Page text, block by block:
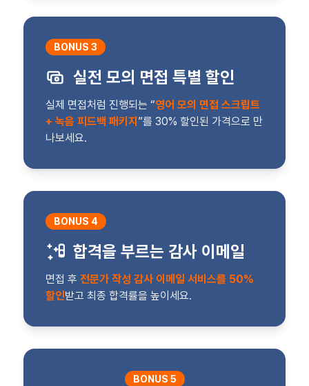
BONUS 3
실전 모의 면접 특별 할인
실제 면접처럼 진행되는 “영어 모의 면접 스크립트
+ 녹음 피드백 패키지 ”를 30% 할인된 가격으로 만
나보세요.
BONUS 4
합격을 부르는 감사 이메일
면접 후 전문가 작성 감사 이메일 서비스를 50%
할인받고 최종 합격률을 높이세요.
BONUS 5